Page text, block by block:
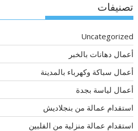
تصنيفات
Uncategorized
أعمال دهانات بالخبر
أعمال سباكة وكهرباء بالمدينة
أعمال لياسة بجدة
استقدام عمالة من بنجلاديش
استقدام عمالة منزلية من الفلبين